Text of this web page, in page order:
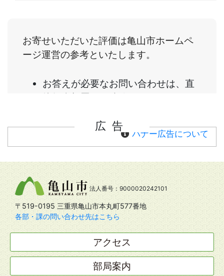
広告
バナー広告について
法人番号：9000020242101
〒519-0195 三重県亀山市本丸町577番地
各部・課の問い合わせ先はこちら
アクセス
部局案内